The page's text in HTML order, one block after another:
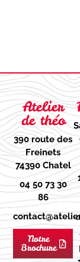
Atelier
de théo
390 route des
Freinets
74390 Chatel
04 50 73 30
86
Notre
Brochure